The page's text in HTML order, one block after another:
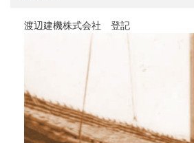
渡辺建機株式会社 登記